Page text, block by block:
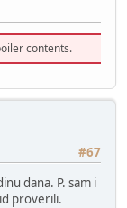
contents.
#67
dana. P. sam i
proverili.